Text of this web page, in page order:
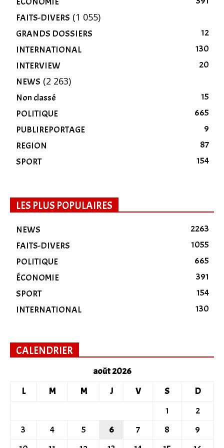
FAITS-DIVERS (1 055)
GRANDS DOSSIERS
12
INTERNATIONAL
130
INTERVIEW
20
NEWS (2 263)
Non classé
15
POLITIQUE
665
PUBLIREPORTAGE
9
REGION
87
SPORT
154
LES PLUS POPULAIRES
NEWS
2263
FAITS-DIVERS
1055
POLITIQUE
665
ÉCONOMIE
391
SPORT
154
INTERNATIONAL
130
CALENDRIER
août 2026
L
M M J V S
D
1
2
3
4 5 6 7 8
9